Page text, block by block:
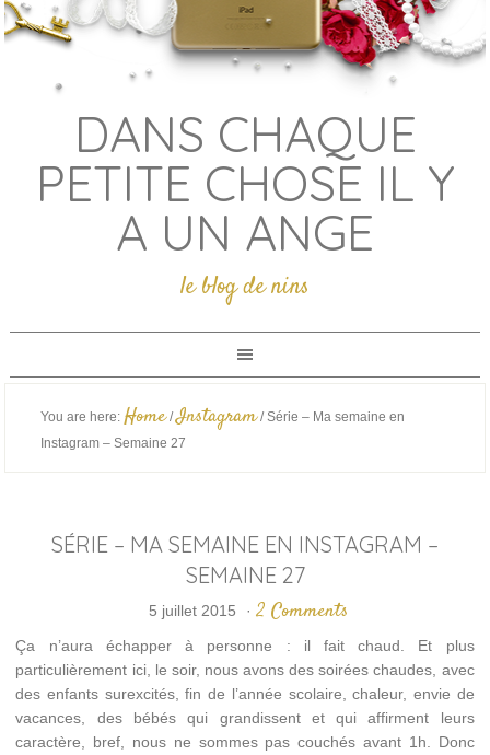
DANS CHAQUE
PETITE CHOSE IL Y
A UN ANGE
le blog de nins
You are here: Home / Instagram /Série – Ma semaine en
Instagram – Semaine 27
SÉRIE – MA SEMAINE EN INSTAGRAM –
SEMAINE 27
5 juillet 2015 · 2 Comments
Ça n’aura échapper à personne : il fait chaud. Et plus
particulièrement ici, le soir, nous avons des soirées chaudes, avec
des enfants surexcités, fin de l’année scolaire, chaleur, envie de
vacances, des bébés qui grandissent et qui affirment leurs
caractère, bref, nous ne sommes pas couchés avant 1h. Donc